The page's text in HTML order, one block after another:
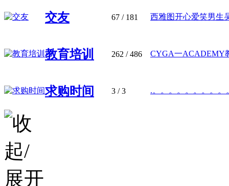
交友 67 / 181 西雅图开心爱笑男生
教育培训 262 / 486 CYGA一ACADEMY
求购时间 3 / 3 .。。。。。。。。。